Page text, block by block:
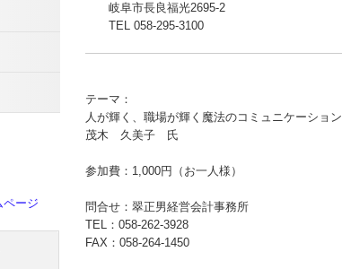
岐阜市長良福光2695-2
TEL 058-295-3100
テーマ：
人が輝く、職場が輝く魔法のコミュニケーション
茂木 久美子 氏
参加費：1,000円（お一人様）
問合せ：翠正男経営会計事務所
TEL： 058-262-3928
FAX：058-264-1450